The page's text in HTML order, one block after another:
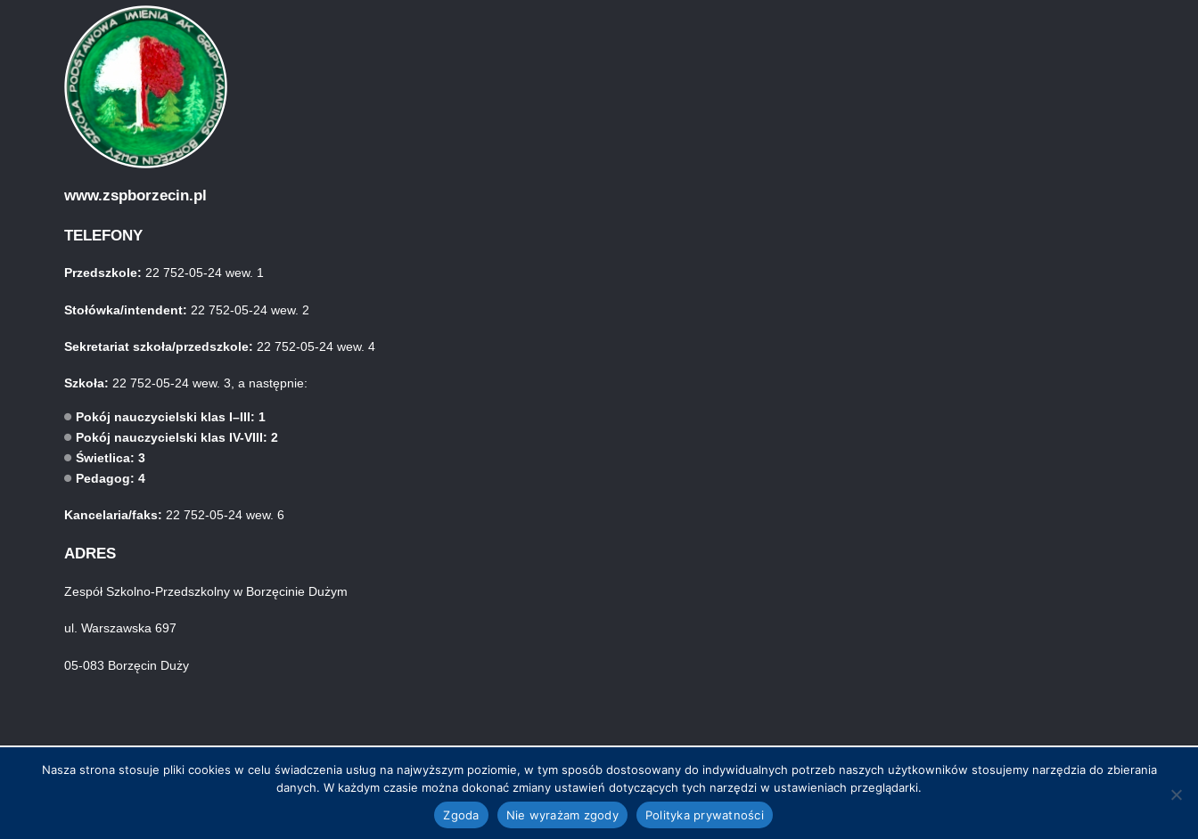
www.zspborzecin.pl
TELEFONY
Przedszkole: 22 752-05-24 wew. 1
Stołówka/intendent: 22 752-05-24 wew. 2
Sekretariat szkoła/przedszkole: 22 752-05-24 wew. 4
Szkoła: 22 752-05-24 wew. 3, a następnie:
Pokój nauczycielski klas I–III: 1
Pokój nauczycielski klas IV-VIII: 2
Świetlica: 3
Pedagog: 4
Kancelaria/faks: 22 752-05-24 wew. 6
ADRES
Zespół Szkolno-Przedszkolny w Borzęcinie Dużym
ul. Warszawska 697
05-083 Borzęcin Duży
© Wszystkie prawa zastrzeżone. Hosting i wykonanie skynet.net.pl
Nasza strona stosuje pliki cookies w celu świadczenia usług na najwyższym poziomie, w tym sposób dostosowany do indywidualnych potrzeb naszych użytkowników stosujemy narzędzia do zbierania
danych. W każdym czasie można dokonać zmiany ustawień dotyczących tych narzędzi w ustawieniach przeglądarki.
Zgoda
Nie wyrażam zgody Polityka prywatności